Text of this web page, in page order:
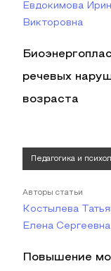
Евдокимова
Викторовна
речевых
возраста
Педагогика и
Авторы статьи
Костылева
Елена Сергеевна
Повышение